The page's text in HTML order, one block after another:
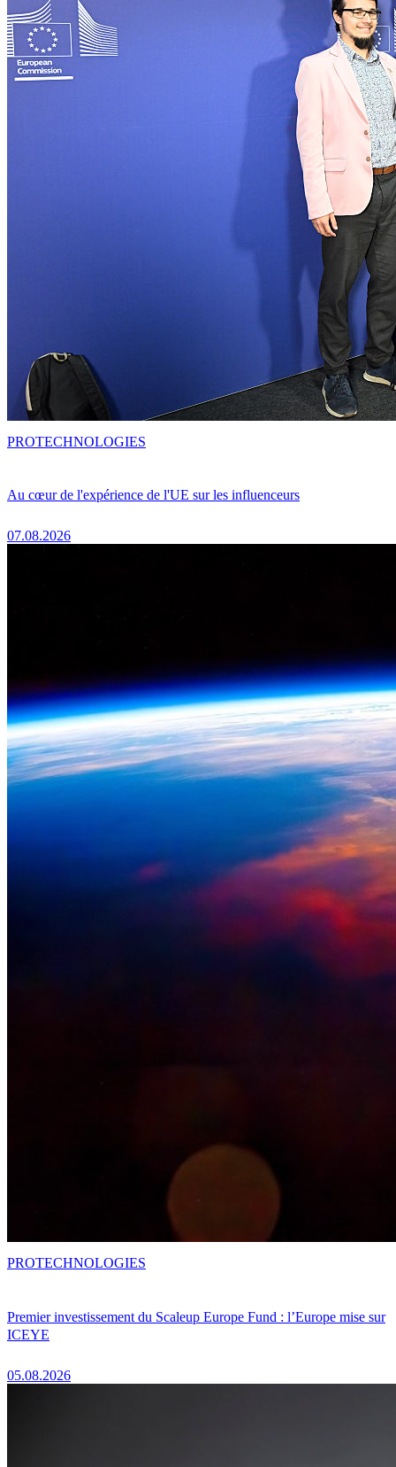
Au cœur de l'expérience de l'UE sur les influenceurs
07.08.2026
PROTECHNOLOGIES
Premier investissement du Scaleup Europe Fund : l’Europe mise sur
ICEYE
05.08.2026
PROTECHNOLOGIES